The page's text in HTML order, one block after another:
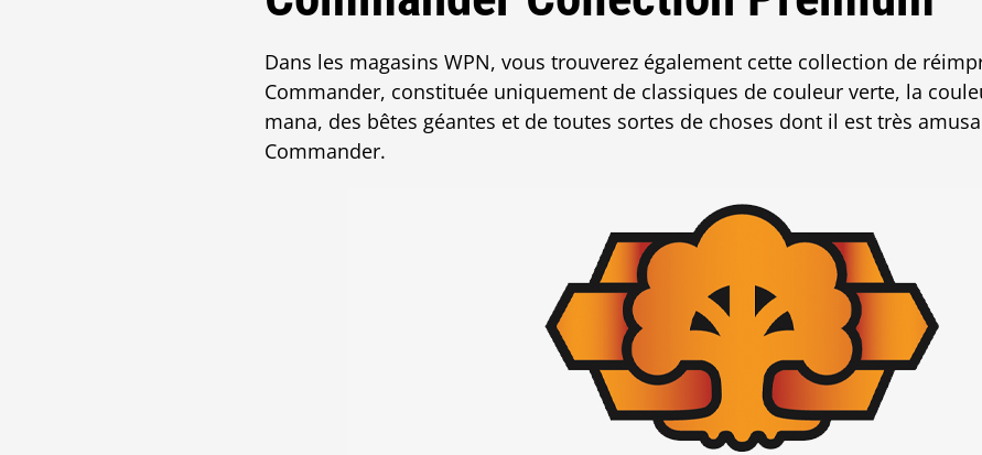
Dans les magasins WPN, vous trouverez également cette collection de
Commander, constituée uniquement de classiques de couleur verte, la
mana, des bêtes géantes et de toutes sortes de choses dont il est très
Commander.